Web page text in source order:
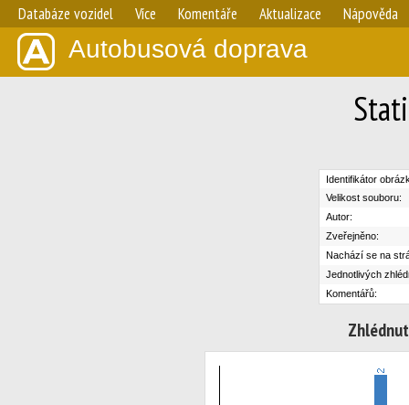
Databáze vozidel Více Komentáře Aktualizace Nápověda
Autobusová doprava
Identifikátor
Velikost souboru:
Autor:
Zveřejněno:
Nachází se na
Jednotlivých
Komentářů: